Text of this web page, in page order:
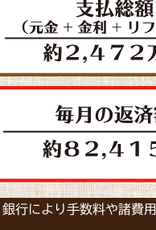
行により手数料や諸費